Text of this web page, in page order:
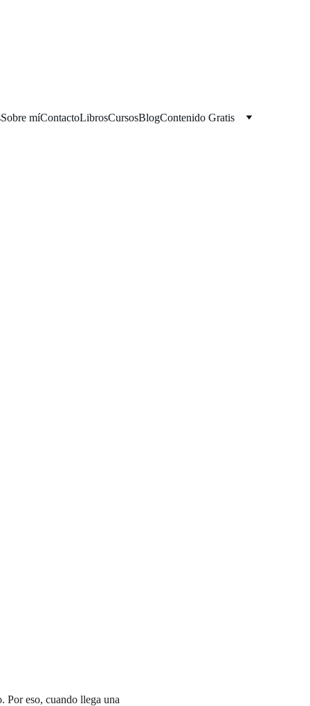
Sobre míContactoLibrosCursosBlogContenido Gratis
Por eso, cuando llega una